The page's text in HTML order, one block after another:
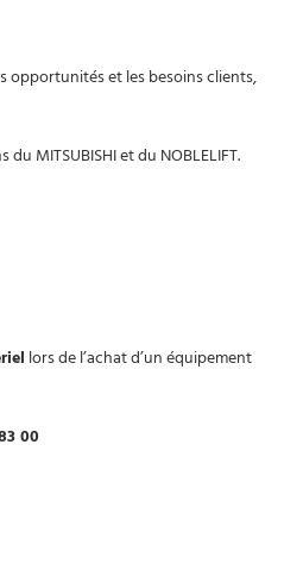
opportunités et les besoins clients,
MITSUBISHI et du NOBLELIFT.
lors de l’achat d’un équipement
00